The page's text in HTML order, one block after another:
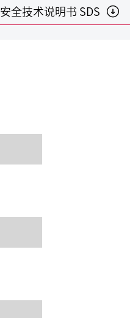
安全技术说明书 SDS